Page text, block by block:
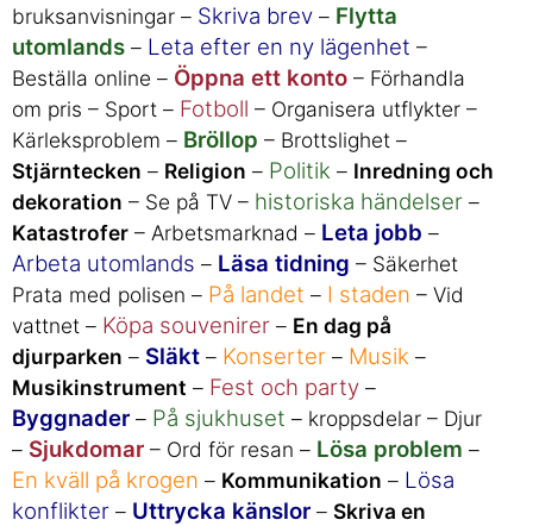
bruksanvisningar – Skriva brev – Flytta
utomlands – Leta efter en ny lägenhet –
Beställa online – Öppna ett konto – Förhandla
om pris – Sport – Fotboll – Organisera utflykter –
Kärleksproblem – Bröllop – Brottslighet –
Stjärntecken – Religion – Politik – Inredning och
dekoration – Se på TV – historiska händelser –
Katastrofer – Arbetsmarknad – Leta jobb –
Arbeta utomlands – Läsa tidning – Säkerhet
Prata med polisen – På landet – I staden – Vid
vattnet – Köpa souvenirer – En dag på
djurparken – Släkt – Konserter – Musik –
Musikinstrument – Fest och party –
Byggnader – På sjukhuset – kroppsdelar – Djur
– Sjukdomar – Ord för resan – Lösa problem –
En kväll på krogen – Kommunikation – Lösa
konflikter – Uttrycka känslor – Skriva en